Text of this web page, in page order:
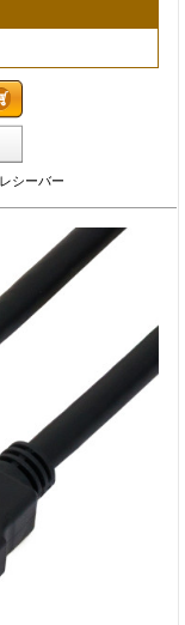
シーバー